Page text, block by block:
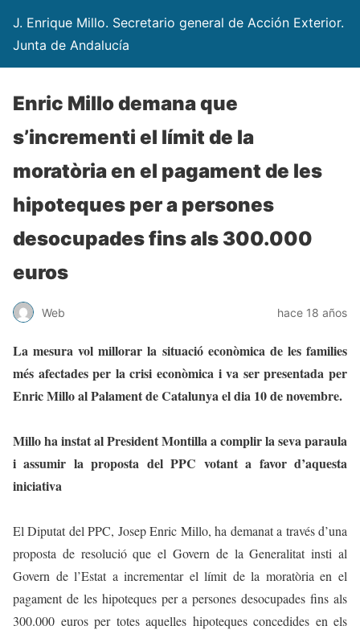
J. Enrique Millo. Secretario general de Acción Exterior.
Junta de Andalucía
Enric Millo demana que
s’incrementi el límit de la
moratòria en el pagament de les
hipoteques per a persones
desocupades fins als 300.000
euros
Web hace 18 años
La mesura vol millorar la situació econòmica de les families
més afectades per la crisi econòmica i va ser presentada per
Enric Millo al Palament de Catalunya el dia 10 de novembre.
Millo ha instat al President Montilla a complir la seva paraula
i assumir la proposta del PPC votant a favor d’aquesta
iniciativa
El Diputat del PPC, Josep Enric Millo, ha demanat a través d’una
proposta de resolució que el Govern de la Generalitat insti al
Govern de l’Estat a incrementar el límit de la moratòria en el
pagament de les hipoteques per a persones desocupades fins als
300.000 euros per totes aquelles hipoteques concedides en els